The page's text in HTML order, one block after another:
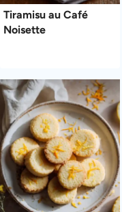
Tiramisu au Café
Noisette